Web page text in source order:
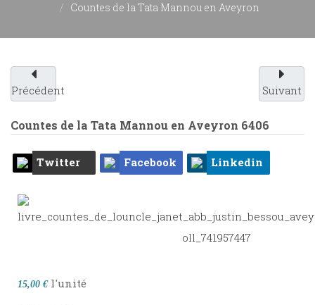
Countes de la Tata Mannou en Aveyron
Précédent Suivant
Countes de la Tata Mannou en Aveyron 6406
Twitter Facebook Linkedin
15,00 € l'unité